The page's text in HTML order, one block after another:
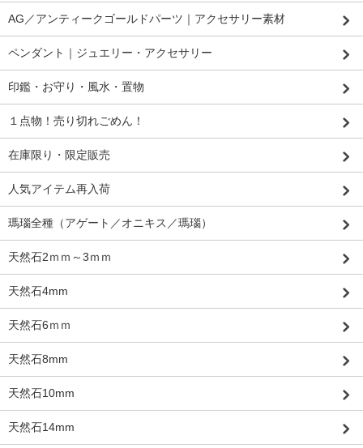
AG／アンティークゴールドパーツ｜アクセサリー素材
ペンダント｜ジュエリー・アクセサリー
印鑑・お守り・風水・置物
１点物！売り切れごめん！
在庫限り・限定販売
人気アイテム再入荷
瑪瑙全種（アゲート／オニキス／瑪瑙）
天然石2ｍｍ～3ｍｍ
天然石4mm
天然石6ｍｍ
天然石8mm
天然石10mm
天然石14mm